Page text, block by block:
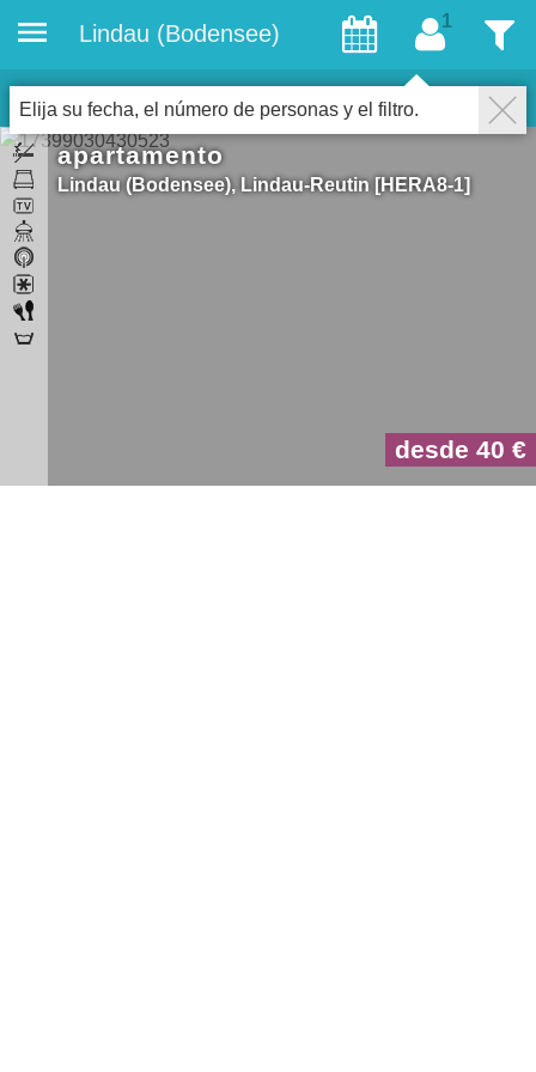
Lindau (Bodensee)
huéspedes filtro
Elija su fecha, el número de personas y el filtro.
cerrar
1Accommodations
apartamento
Lindau (Bodensee) Lindau-Reutin HERA8-1
desde 40